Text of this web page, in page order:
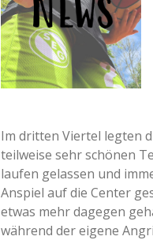
Im dritten Viertel legten
teilweise sehr schönen
laufen gelassen und
Anspiel auf die Center
etwas mehr dagegen
während der eigene